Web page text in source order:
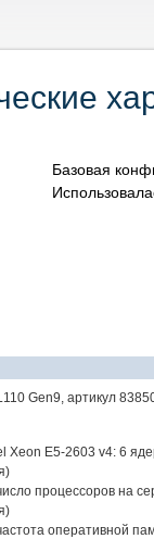
Базовая
Gen9, артикул
Xeon E5-2603 v4: 6
процессоров на
оперативной